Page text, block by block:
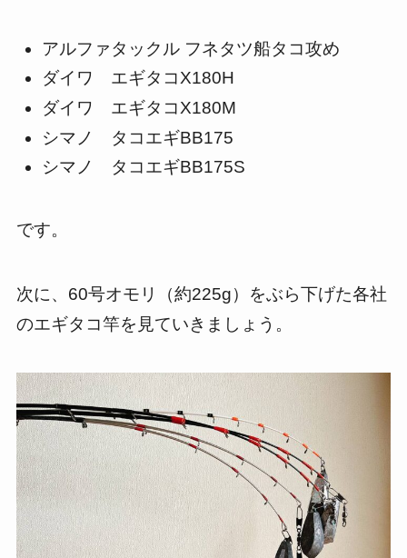
アルファタックル フネタツ船タコ攻め
ダイワ エギタコX180H
ダイワ エギタコX180M
シマノ タコエギBB175
シマノ タコエギBB175S
です。
次に、60号オモリ（約225g）をぶら下げた各社
のエギタコ竿を見ていきましょう。